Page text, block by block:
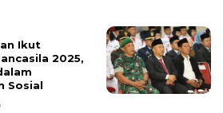
Ikut
2025,
Sosial